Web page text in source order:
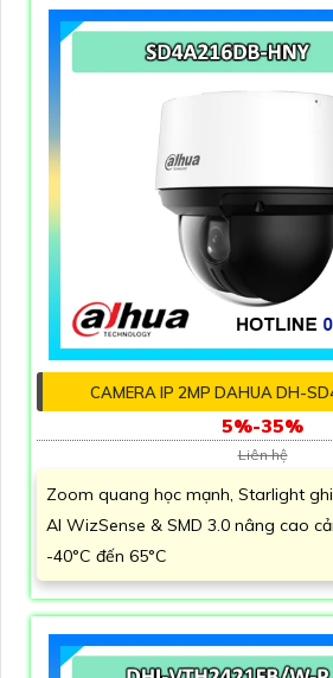
CAMERA IP 2MP DAHUA DH-
5%-35%
Liên hệ
Zoom quang học mạnh, Starlight
AI WizSense & SMD 3.0 nâng cao
-40°C đến 65°C